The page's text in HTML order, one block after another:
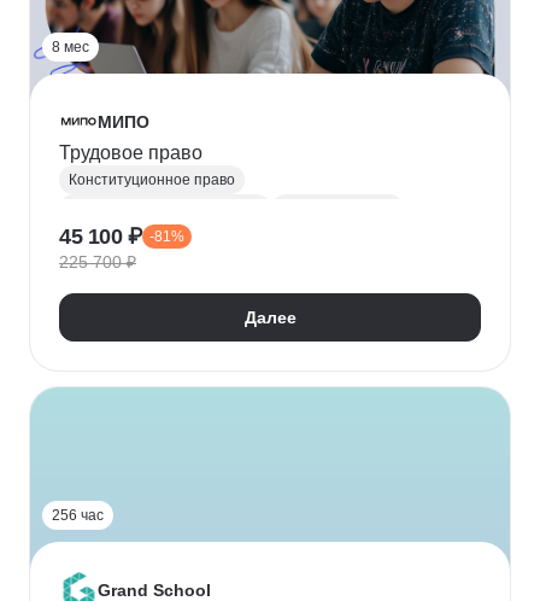
8 мес
МИПО
Трудовое право
Конституционное право
Гражданское право
45 100 ₽ -81%
225 700 ₽
Далее
256 час
Grand School